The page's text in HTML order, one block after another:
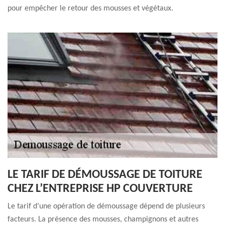
pour empêcher le retour des mousses et végétaux.
LE TARIF DE DÉMOUSSAGE DE TOITURE
CHEZ L’ENTREPRISE HP COUVERTURE
Le tarif d’une opération de démoussage dépend de plusieurs
facteurs. La présence des mousses, champignons et autres